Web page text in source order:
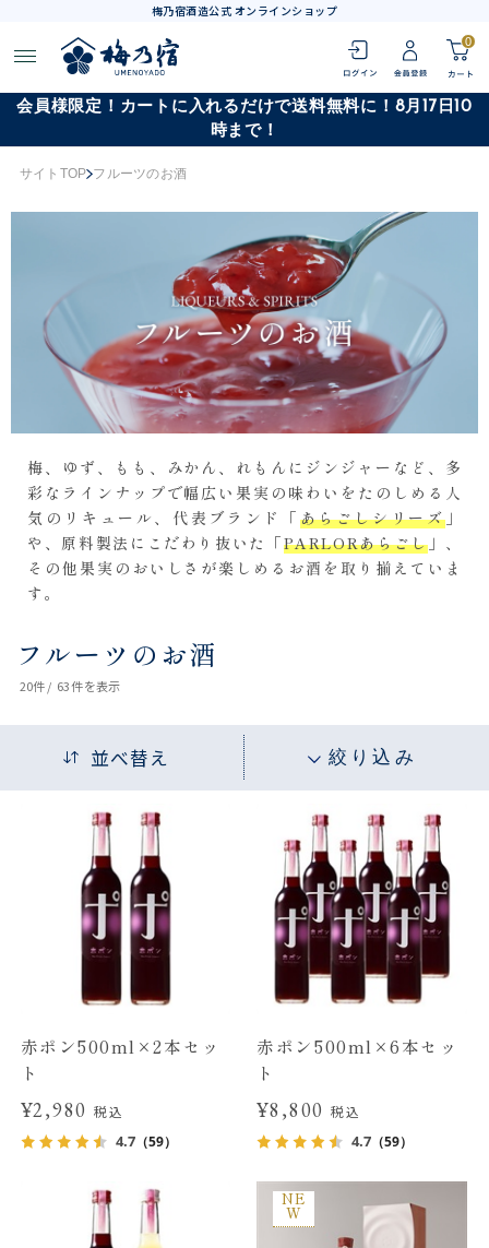
梅乃宿酒造公式 オンラインショップ
0
会員様限定！カートに入れるだけで送料無料に！8月17日10
時まで！
サイトTOP フルーツのお酒
梅、ゆず、もも、みかん、れもんにジンジャーなど、多
彩なラインナップで幅広い果実の味わいをたのしめる人
気のリキュール、代表ブランド「 あらごしシリーズ」
や、原料製法にこだわり抜いた「PARLORあらごし」、
その他果実のおいしさが楽しめるお酒を取り揃えていま
す。
フルーツのお酒
20件 / 63件を表示
並べ替え 絞り込み
赤ポン500ml×2本セッ
ト
¥2,980税込
4.7（59）
赤ポン500ml×6本セッ
ト
¥8,800 税込
4.7 （59）
NE
W